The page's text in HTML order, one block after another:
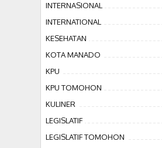
INTERNASIONAL
INTERNATIONAL
KESEHATAN
KOTA MANADO
KPU
KPU TOMOHON
KULINER
LEGISLATIF
LEGISLATIF TOMOHON